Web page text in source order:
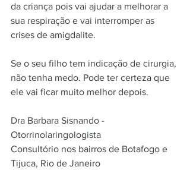
da criança pois vai ajudar a melhorar a
sua respiração e vai interromper as
crises de amigdalite.
Se o seu filho tem indicação de cirurgia,
não tenha medo. Pode ter certeza que
ele vai ficar muito melhor depois.
Dra Barbara Sisnando -
Otorrinolaringologista
Consultório nos bairros de Botafogo e
Tijuca, Rio de Janeiro